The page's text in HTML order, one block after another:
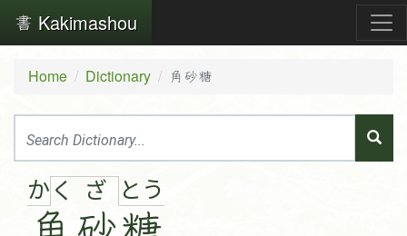
Kakimashou
Home Dictionary 角砂糖
か く ざ と う